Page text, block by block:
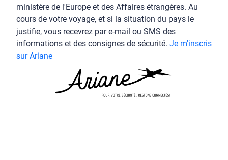
ministère de l'Europe et des Affaires étrangères. Au
cours de votre voyage, et si la situation du pays le
justifie, vous recevrez par e-mail ou SMS des
informations et des consignes de sécurité. Je m'inscris
sur Ariane